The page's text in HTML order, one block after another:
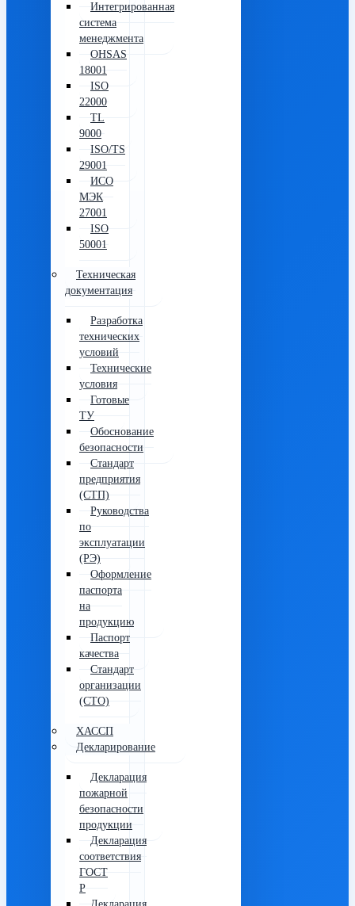
Интегрированная
система
менеджмента
OHSAS
18001
ISO
22000
TL
9000
ISO/TS
29001
ИСО
МЭК
27001
ISO
50001
Техническая
документация
Разработка
технических
условий
Технические
условия
Готовые
ТУ
Обоснование
безопасности
Стандарт
предприятия
(СТП)
Руководства
по
эксплуатации
(РЭ)
Оформление
паспорта
на
продукцию
Паспорт
качества
Стандарт
организации
(СТО)
ХАССП
Декларирование
Декларация
пожарной
безопасности
продукции
Декларация
соответствия
ГОСТ
Р